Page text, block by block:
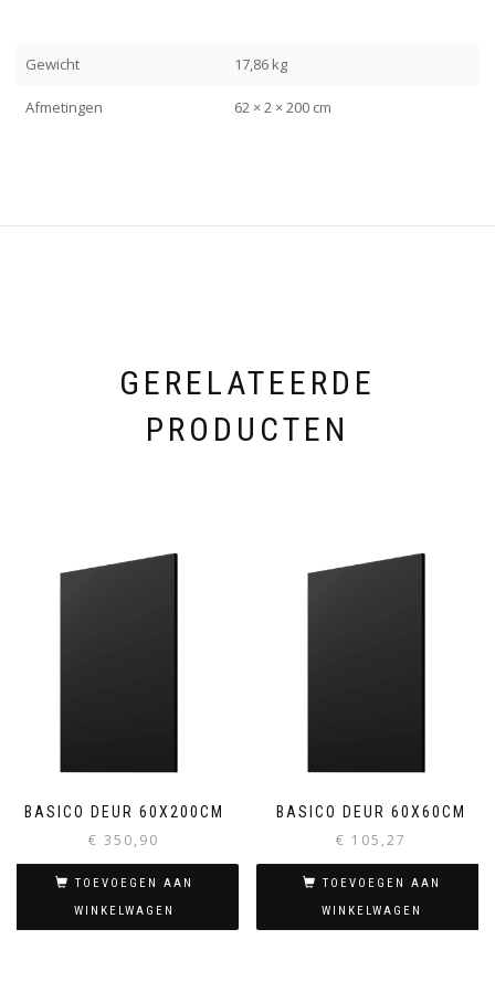
Gewicht 17,86 kg
Afmetingen 62 × 2 × 200 cm
GERELATEERDE
PRODUCTEN
BASICO DEUR 60X200CM
€ 350,90
TOEVOEGEN AAN
WINKELWAGEN
BASICO DEUR 60X60CM
€ 105,27
TOEVOEGEN AAN
WINKELWAGEN